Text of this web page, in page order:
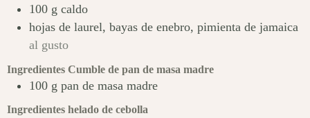
100 g caldo
hojas de laurel, bayas de enebro, pimienta de jamaica
al gusto
Ingredientes Cumble de pan de masa madre
100 g pan de masa madre
Ingredientes helado de cebolla